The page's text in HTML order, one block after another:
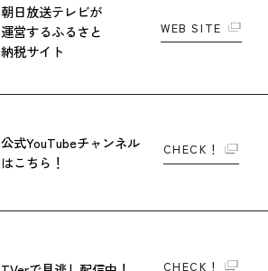
朝日放送テレビが
運営するふるさと
納税サイト
WEB SITE
公式YouTubeチャンネル
はこちら！
CHECK！
CHECK！